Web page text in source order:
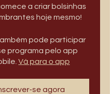
a criar bolsinhas
hoje mesmo!
pode participar
programa pelo app
Vá para o app
se agora